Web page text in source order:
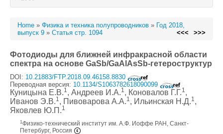
Home » Физика и техника полупроводников » Год 2018,
выпуск 9 » Статья стр. 1094 <<< >>>
Фотодиоды для ближней инфракрасной области
спектра на основе GaSb/GaAlAsSb-гетероструктур
DOI: 10.21883/FTP.2018.09.46158.8830
Переводная версия: 10.1134/S1063782618090099
Куницына Е.В.1, Андреев И.А.1, Коновалов Г.Г.1,
Иванов Э.В.1, Пивоварова А.А.1, Ильинская Н.Д.1,
Яковлев Ю.П.1
1 Физико-технический институт им. А.Ф. Иоффе РАН, Санкт-
Петербург, Россия